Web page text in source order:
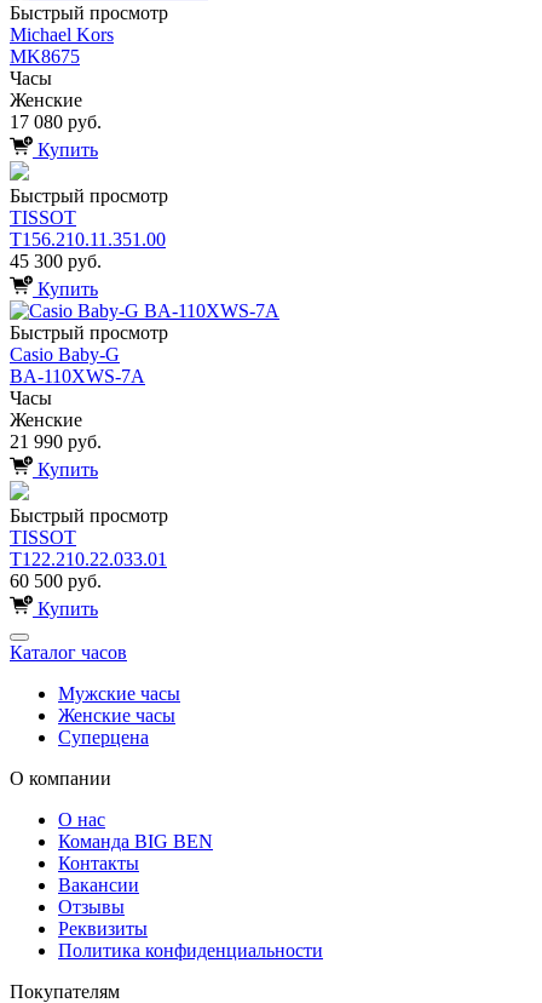
Быстрый просмотр
Michael Kors
MK8675
Часы
Женские
17 080 руб.
Купить
Быстрый просмотр
TISSOT
T156.210.11.351.00
45 300 руб.
Купить
Быстрый просмотр
Casio Baby-G
BA-110XWS-7A
Часы
Женские
21 990 руб.
Купить
Быстрый просмотр
TISSOT
T122.210.22.033.01
60 500 руб.
Купить
Каталог часов
Мужские часы
Женские часы
Суперцена
О компании
О нас
Команда BIG BEN
Контакты
Вакансии
Отзывы
Реквизиты
Политика конфиденциальности
Покупателям